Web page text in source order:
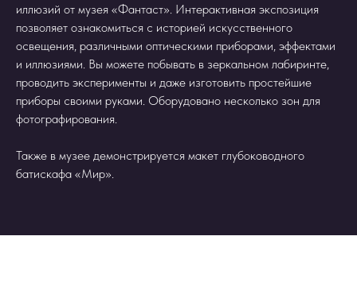
иллюзий от музея «Фантаст». Интерактивная экспозиция
позволяет ознакомиться с историей искусственного
освещения, различными оптическими приборами, эффектами
и иллюзиями. Вы можете побывать в зеркальном лабиринте,
проводить эксперименты и даже изготовить простейшие
приборы своими руками. Оборудовано несколько зон для
фотографирования.
Также в музее демонстрируется макет глубоководного
батискафа «Мир».